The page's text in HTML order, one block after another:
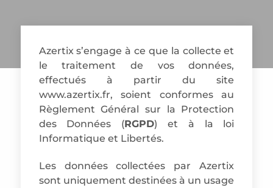
Azertix s’engage à ce que la collecte et
le traitement de vos données,
effectués à partir du site
www.azertix.fr, soient conformes au
Règlement Général sur la Protection
des Données (RGPD) et à la loi
Informatique et Libertés.
Les données collectées par Azertix
sont uniquement destinées à un usage